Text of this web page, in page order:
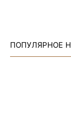
ПОПУЛЯРНОЕ